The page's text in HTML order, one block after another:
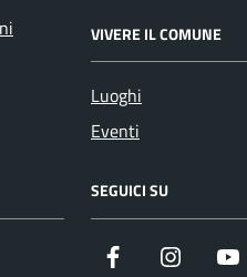
VIVERE IL COMUNE
Luoghi
Eventi
SEGUICI SU
Facebook Instagram